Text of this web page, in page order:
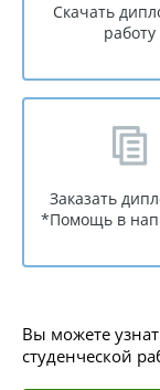
Скачать
работу
Заказать
*Помощь в
Вы можете
студенческой